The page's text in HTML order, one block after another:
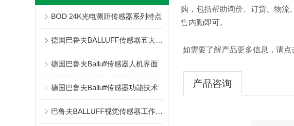
BOD 24K光电测距传感器系列特点
德国巴鲁夫BALLUFF传感器五大选型要素
德国巴鲁夫Balluff传感器人机界面
德国巴鲁夫Balluff传感器功能技术
巴鲁夫BALLUFF视觉传感器工作原理
购，包括帮助询价、订货、物流
售内勤即可。
如需要了解产品更多信息，请点
产品咨询